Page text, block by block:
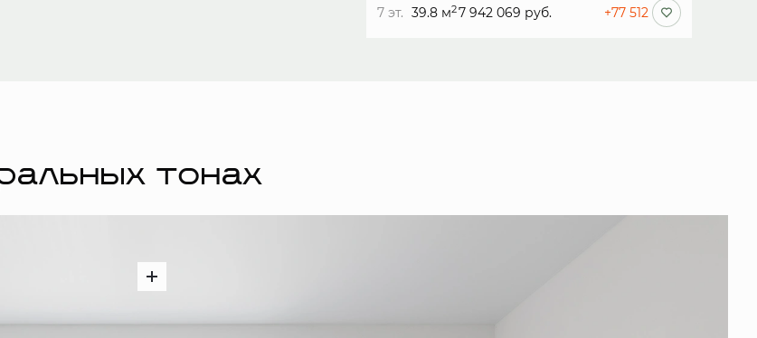
7 эт. 39.8 м27 942 069 руб. +77 512
тонах